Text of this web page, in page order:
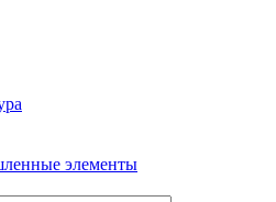
элементы